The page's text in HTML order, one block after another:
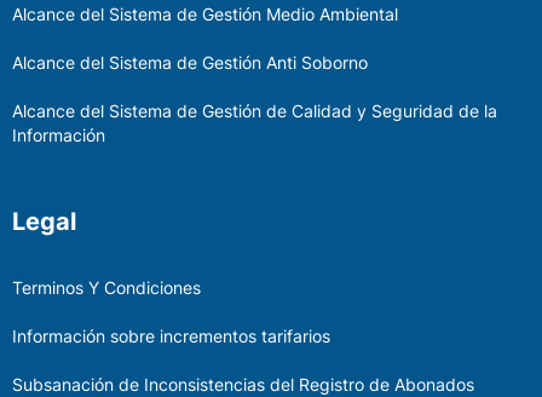
Alcance del Sistema de Gestión Medio Ambiental
Alcance del Sistema de Gestión Anti Soborno
Alcance del Sistema de Gestión de Calidad y Seguridad de la
Información
Legal
Terminos Y Condiciones
Información sobre incrementos tarifarios
Subsanación de Inconsistencias del Registro de Abonados